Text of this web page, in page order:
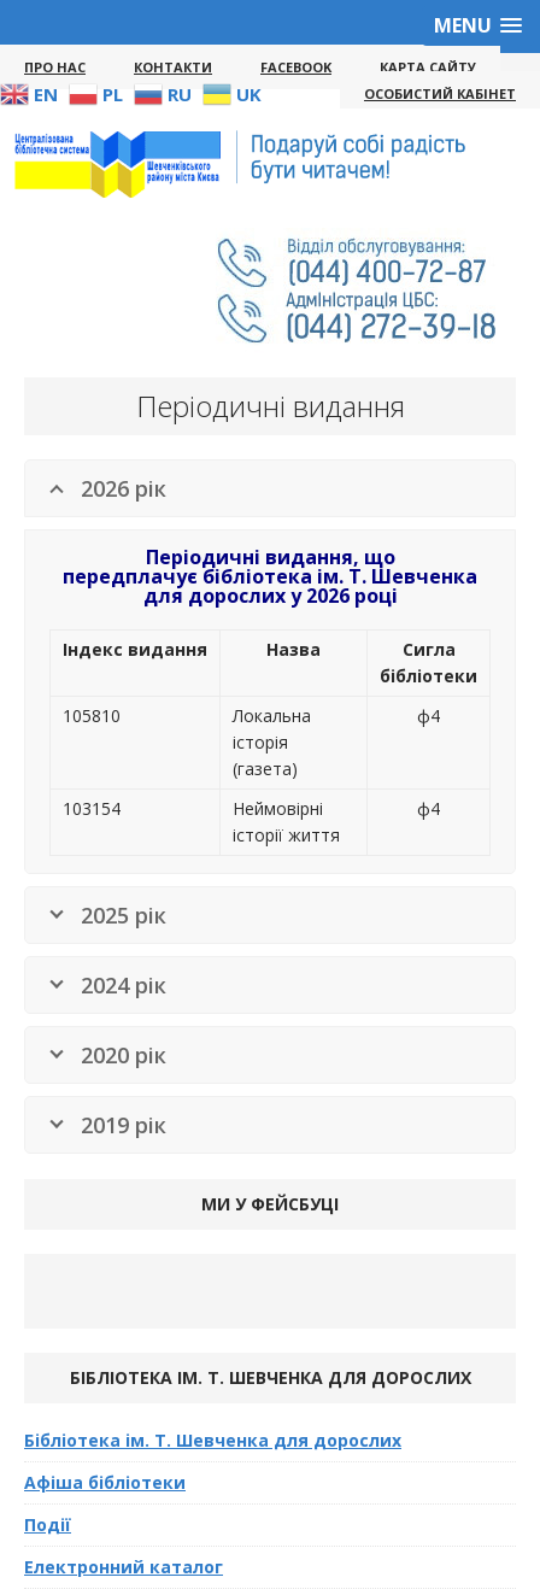
MENU
ПРО НАС КОНТАКТИ FACEBOOK КАРТА САЙТУ
EN PL RU UK ОСОБИСТИЙ КАБІНЕТ
Періодичні видання
2026 рік
Періодичні видання, що
передплачує бібліотека ім. Т. Шевченка
для дорослих у2026 році
Індекс видання Назва
Сигла
бібліотеки
105810
Локальна
історія
(газета)
ф4
103154
Неймовірні
історії життя
ф4
2025 рік
2024 рік
2020 рік
2019 рік
МИ У ФЕЙСБУЦІ
БІБЛІОТЕКА ІМ. Т. ШЕВЧЕНКА ДЛЯ ДОРОСЛИХ
Бібліотека ім. Т. Шевченка для дорослих
Афіша бібліотеки
Події
Електронний каталог